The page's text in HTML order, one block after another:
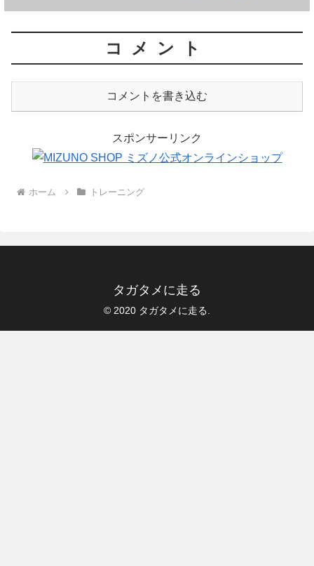
コメント
コメントを書き込む
スポンサーリンク
ホーム トレーニング
タガタメに走る
© 2020 タガタメに走る.